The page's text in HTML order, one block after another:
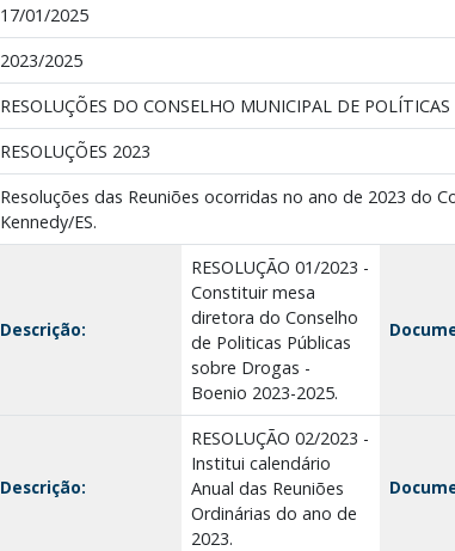
17/01/2025
2023/2025
RESOLUÇÕES DO CONSELHO MUNICIPAL DE
RESOLUÇÕES 2023
Resoluções das Reuniões ocorridas no ano de 2023 do
Kennedy/ES.
Descrição:
RESOLUÇÃO 01/2023 -
Constituir mesa
diretora do Conselho
de Politicas Públicas
sobre Drogas -
Boenio 2023-2025.
Descrição:
RESOLUÇÃO 02/2023 -
Institui calendário
Anual das Reuniões
Ordinárias do ano de
2023.